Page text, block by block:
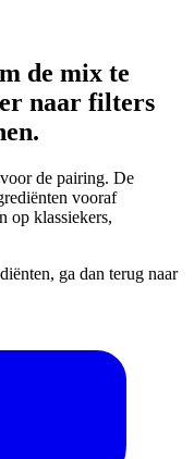
de mix te
naar filters
de pairing. De
vooraf
op klassiekers,
ga dan terug naar